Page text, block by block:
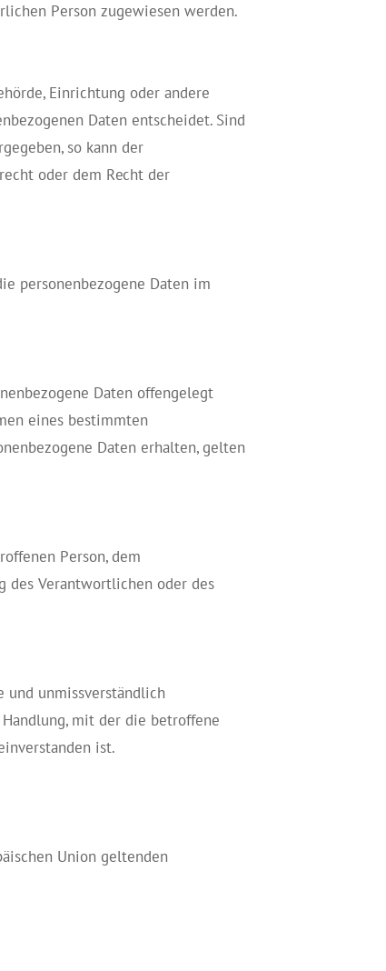
Person zugewiesen werden.
Einrichtung oder andere
Daten entscheidet. Sind
so kann der
oder dem Recht der
personenbezogene Daten im
Daten offengelegt
eines bestimmten
Daten erhalten, gelten
Person, dem
des Verantwortlichen oder des
unmissverständlich
mit der die betroffene
ist.
Union geltenden